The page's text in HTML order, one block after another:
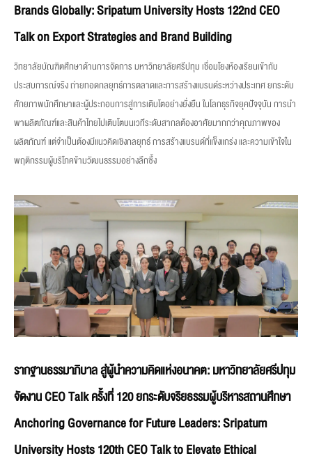
Brands Globally: Sripatum University Hosts 122nd CEO
Talk on Export Strategies and Brand Building
วิทยาลัยบัณฑิตศึกษาด้านการจัดการ มหาวิทยาลัยศรีปทุม เชื่อมโยงห้องเรียนเข้ากับ
ประสบการณ์จริง ถ่ายทอดกลยุทธ์การตลาดและการสร้างแบรนด์ระหว่างประเทศ ยกระดับ
ศักยภาพนักศึกษาและผู้ประกอบการสู่การเติบโตอย่างยั่งยืน ในโลกธุรกิจยุคปัจจุบัน การนำ
พาผลิตภัณฑ์และสินค้าไทยไปเติบโตบนเวทีระดับสากลต้องอาศัยมากกว่าคุณภาพของ
ผลิตภัณฑ์ แต่จำเป็นต้องมีแนวคิดเชิงกลยุทธ์ การสร้างแบรนด์ที่แข็งแกร่ง และความเข้าใจใน
พฤติกรรมผู้บริโภคข้ามวัฒนธรรมอย่างลึกซึ้ง
รากฐานธรรมาภิบาล สู่ผู้นำความคิดแห่งอนาคต: มหาวิทยาลัยศรีปทุม
จัดงาน CEO Talk ครั้งที่ 120 ยกระดับจริยธรรมผู้บริหารสถานศึกษา
Anchoring Governance for Future Leaders: Sripatum
University Hosts 120th CEO Talk to Elevate Ethical